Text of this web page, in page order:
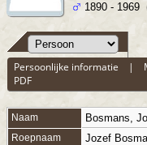
1890 - 1969
Persoonlijke informatie |
PDF
Naam Bosmans
Roepnaam Jozef